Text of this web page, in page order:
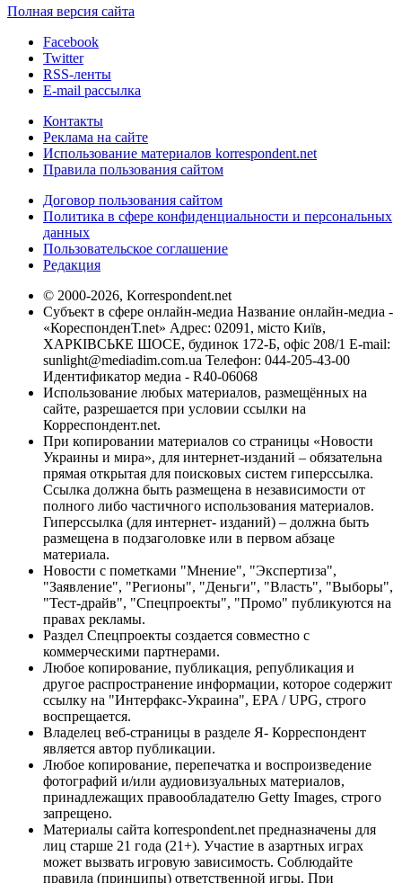
Полная версия сайта
Facebook
Twitter
RSS-ленты
E-mail рассылка
Контакты
Реклама на сайте
Использование материалов korrespondent.net
Правила пользования сайтом
Договор пользования сайтом
Политика в сфере конфиденциальности и персональных
данных
Пользовательское соглашение
Редакция
© 2000-2026, Korrespondent.net
Субъект в сфере онлайн-медиа Название онлайн-медиа -
«КореспонденТ.net» Адрес: 02091, місто Київ,
ХАРКІВСЬКЕ ШОСЕ, будинок 172-Б, офіс 208/1 E-mail:
sunlight@mediadim.com.ua Телефон: 044-205-43-00
Идентификатор медиа - R40-06068
Использование любых материалов, размещённых на
сайте, разрешается при условии ссылки на
Корреспондент.net.
При копировании материалов со страницы «Новости
Украины и мира», для интернет-изданий – обязательна
прямая открытая для поисковых систем гиперссылка.
Ссылка должна быть размещена в независимости от
полного либо частичного использования материалов.
Гиперссылка (для интернет- изданий) – должна быть
размещена в подзаголовке или в первом абзаце
материала.
Новости с пометками "Мнение", "Экспертиза",
"Заявление", "Регионы", "Деньги", "Власть", "Выборы",
"Тест-драйв", "Спецпроекты", "Промо" публикуются на
правах рекламы.
Раздел Спецпроекты создается совместно с
коммерческими партнерами.
Любое копирование, публикация, републикация и
другое распространение информации, которое содержит
ссылку на "Интерфакс-Украина", EPA / UPG, строго
воспрещается.
Владелец веб-страницы в разделе Я- Корреспондент
является автор публикации.
Любое копирование, перепечатка и воспроизведение
фотографий и/или аудиовизуальных материалов,
принадлежащих правообладателю Getty Images, строго
запрещено.
Материалы сайта korrespondent.net предназначены для
лиц старше 21 года (21+). Участие в азартных играх
может вызвать игровую зависимость. Соблюдайте
правила (принципы) ответственной игры. При